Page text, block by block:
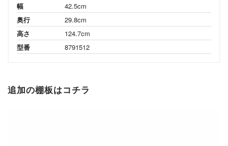
幅
42.5cm
奥行
29.8cm
高さ
124.7cm
型番
8791512
追加の棚板はコチラ